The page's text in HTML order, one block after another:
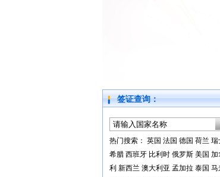
签证查询：
热门搜索： 英国 法国 德国 荷兰 瑞
希腊 西班牙 比利时 俄罗斯 美国 加
利 新西兰 澳大利亚 孟加拉 泰国 马